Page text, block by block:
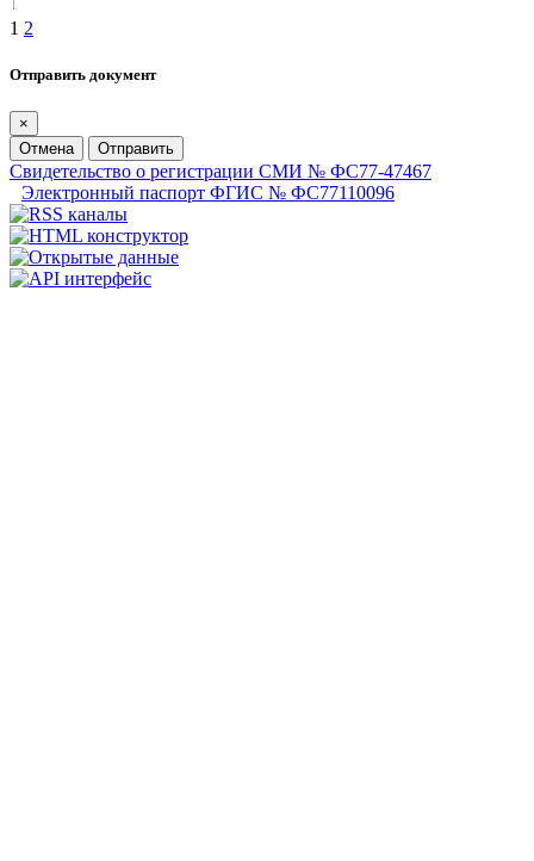
1 2
Отправить документ
×
Отмена
Отправить
Свидетельство о регистрации СМИ № ФС77-47467
Электронный паспорт ФГИС № ФС77110096